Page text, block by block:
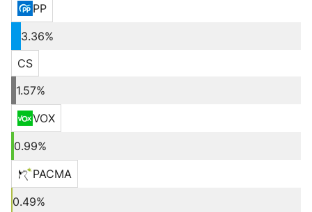
PP
3.36%
CS
1.57%
VOX
0.99%
PACMA
0.49%